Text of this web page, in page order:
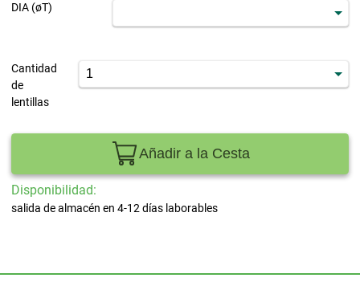
DIA (øT)
Cantidad
de
lentillas
Añadir a la Cesta
Disponibilidad:
salida de almacén en 4-12 días laborables